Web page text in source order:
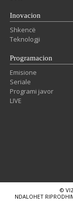
Inovacion
Shkencë
Teknologji
Programacion
Emisione
Seriale
Programi javor
LIVE
©
NDALOHET